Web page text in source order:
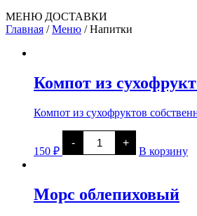
МЕНЮ ДОСТАВКИ
Главная /Меню /Напитки
Компот из
Компот из сухофруктов
150 ₽
-
Количество
товара
Компот
+
В корзину
Морс облепиховый